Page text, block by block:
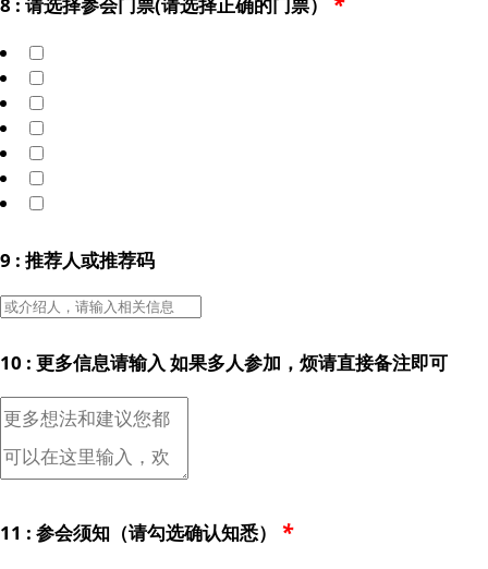
9 : 推荐人或推荐码
10 : 更多信息请输入 如果多人参加，烦请直接备注即可
11 : 参会须知（请勾选确认知悉） *